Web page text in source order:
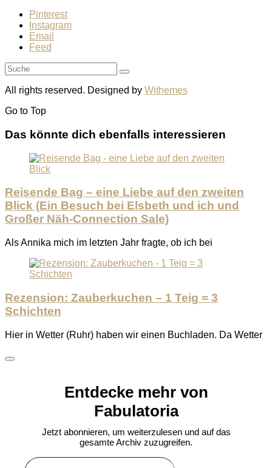
Pinterest
Instagram
Email
Feed
All rights reserved. Designed by Withemes
Go to Top
Das könnte dich ebenfalls interessieren
Reisende Bag – eine Liebe auf den zweiten
Blick (Ein Besuch bei Elsbeth und ich und
Großer Näh-Connection Sale)
Als Annika mich im letzten Jahr fragte, ob ich bei
Rezension: Zauberkuchen – 1 Teig = 3
Schichten
Hier in Wetter (Ruhr) haben wir einen Buchladen. Da Wetter
Entdecke mehr von
Fabulatoria
Jetzt abonnieren, um weiterzulesen und auf das
gesamte Archiv zuzugreifen.
Gib